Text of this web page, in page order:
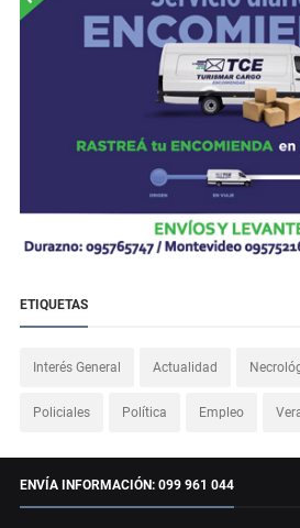
ETIQUETAS
Interés General Actualidad
Policiales Política Empleo
ENVÍA INFORMACIÓN: 099 961 044